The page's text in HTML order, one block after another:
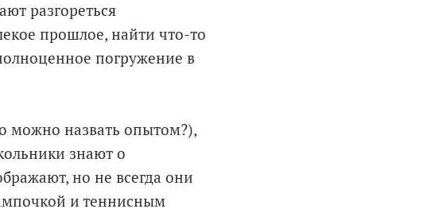
разгореться
прошлое, найти что-то
погружение в
можно назвать опытом?),
знают о
но не всегда они
и теннисным